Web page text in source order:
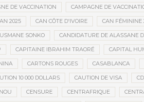
DE VACCINATION CAMPAGNE DE
2025 CAN CÔTE D'IVOIRE CAN FÉMININE
SONKO CANDIDATURE DE ALASSANE
CAPITAINE IBRAHIM TRAORÉ CAPITAL
CARTONS ROUGES CASABLANCA
10 000 DOLLARS CAUTION DE VISA
CENSURE CENTRAFRIQUE